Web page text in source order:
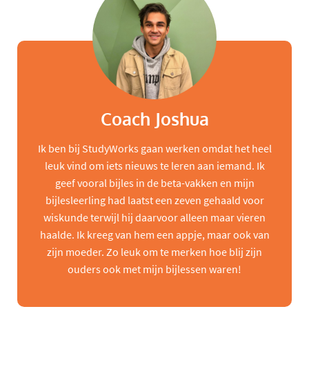
Coach Joshua
Ik ben bij StudyWorks gaan werken omdat het heel
leuk vind om iets nieuws te leren aan iemand. Ik
geef vooral bijles in de beta-vakken en mijn
bijlesleerling had laatst een zeven gehaald voor
wiskunde terwijl hij daarvoor alleen maar vieren
haalde. Ik kreeg van hem een appje, maar ook van
zijn moeder. Zo leuk om te merken hoe blij zijn
ouders ook met mijn bijlessen waren!